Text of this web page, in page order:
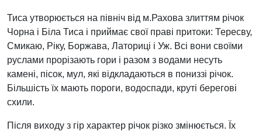
Тиса утворюється на північ від м.Рахова злиттям річок
Чорна і Біла Тиса і приймає свої праві притоки: Тересву,
Смикаю, Ріку, Боржава, Латориці і Уж. Всі вони своїми
руслами прорізають гори і разом з водами несуть
камені, пісок, мул, які відкладаються в пониззі річок.
Більшість їх мають пороги, водоспади, круті берегові
схили.
Після виходу з гір характер річок різко змінюється. Їх